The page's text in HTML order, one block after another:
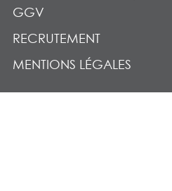
RECRUTEMENT
MENTIONS LÉGALES
GGV